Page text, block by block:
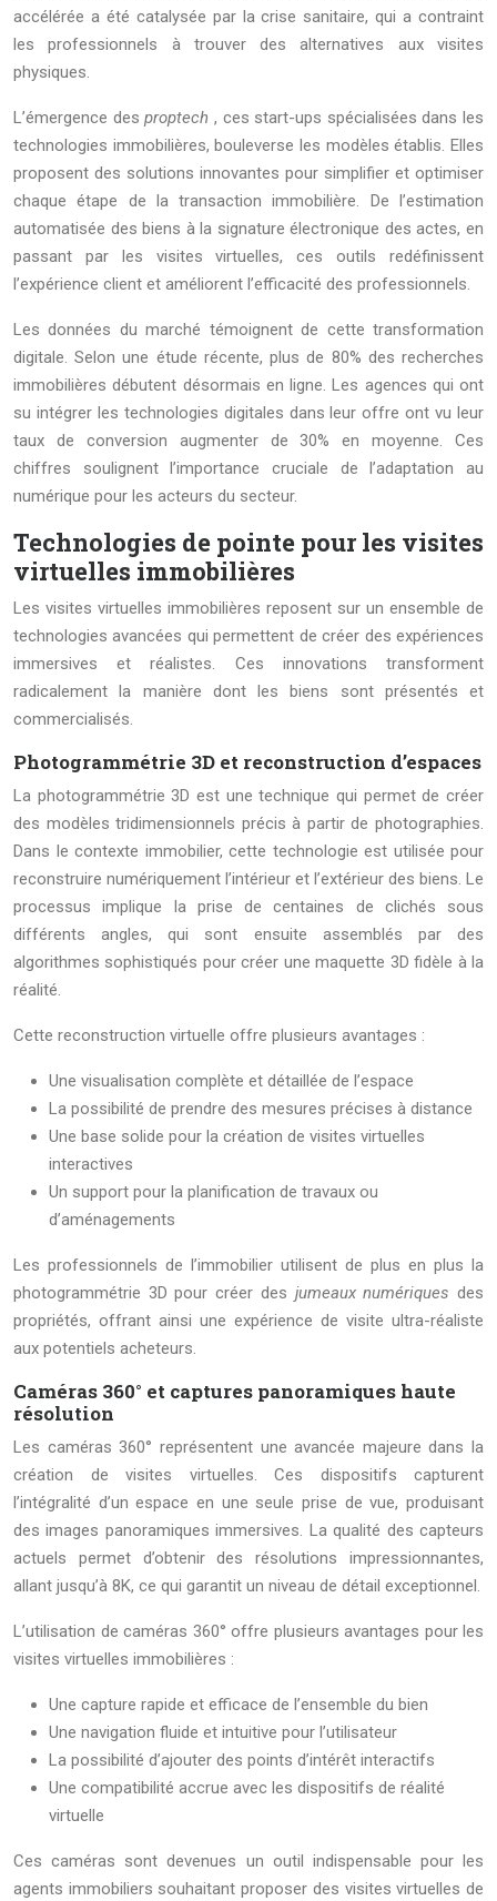
accélérée a été catalysée par la crise sanitaire, qui a contraint
les professionnels à trouver des alternatives aux visites
physiques.
L’émergence desproptech , ces start-ups spécialisées dans les
technologies immobilières, bouleverse les modèles établis. Elles
proposent des solutions innovantes pour simplifier et optimiser
chaque étape de la transaction immobilière. De l’estimation
automatisée des biens à la signature électronique des actes, en
passant par les visites virtuelles, ces outils redéfinissent
l’expérience client et améliorent l’efficacité des professionnels.
Les données du marché témoignent de cette transformation
digitale. Selon une étude récente, plus de 80% des recherches
immobilières débutent désormais en ligne. Les agences qui ont
su intégrer les technologies digitales dans leur offre ont vu leur
taux de conversion augmenter de 30% en moyenne. Ces
chiffres soulignent l’importance cruciale de l’adaptation au
numérique pour les acteurs du secteur.
Technologies de pointe pour les visites
virtuelles immobilières
Les visites virtuelles immobilières reposent sur un ensemble de
technologies avancées qui permettent de créer des expériences
immersives et réalistes. Ces innovations transforment
radicalement la manière dont les biens sont présentés et
commercialisés.
Photogrammétrie 3D et reconstruction d’espaces
La photogrammétrie 3D est une technique qui permet de créer
des modèles tridimensionnels précis à partir de photographies.
Dans le contexte immobilier, cette technologie est utilisée pour
reconstruire numériquement l’intérieur et l’extérieur des biens. Le
processus implique la prise de centaines de clichés sous
différents angles, qui sont ensuite assemblés par des
algorithmes sophistiqués pour créer une maquette 3D fidèle à la
réalité.
Cette reconstruction virtuelle offre plusieurs avantages :
Une visualisation complète et détaillée de l’espace
La possibilité de prendre des mesures précises à distance
Une base solide pour la création de visites virtuelles
interactives
Un support pour la planification de travaux ou
d’aménagements
Les professionnels de l’immobilier utilisent de plus en plus la
photogrammétrie 3D pour créer des jumeaux numériquesdes
propriétés, offrant ainsi une expérience de visite ultra-réaliste
aux potentiels acheteurs.
Caméras 360° et captures panoramiques haute
résolution
Les caméras 360° représentent une avancée majeure dans la
création de visites virtuelles. Ces dispositifs capturent
l’intégralité d’un espace en une seule prise de vue, produisant
des images panoramiques immersives. La qualité des capteurs
actuels permet d’obtenir des résolutions impressionnantes,
allant jusqu’à 8K, ce qui garantit un niveau de détail exceptionnel.
L’utilisation de caméras 360° offre plusieurs avantages pour les
visites virtuelles immobilières :
Une capture rapide et efficace de l’ensemble du bien
Une navigation fluide et intuitive pour l’utilisateur
La possibilité d’ajouter des points d’intérêt interactifs
Une compatibilité accrue avec les dispositifs de réalité
virtuelle
Ces caméras sont devenues un outil indispensable pour les
agents immobiliers souhaitant proposer des visites virtuelles de